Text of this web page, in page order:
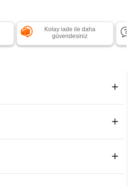
Kolay iade ile daha
güvendesiniz